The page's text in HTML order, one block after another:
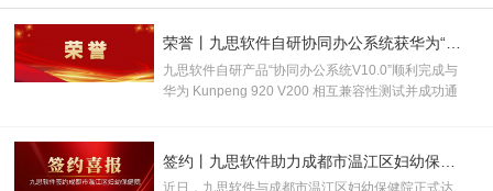
九思软件自研产品“协同办公系统V10.0”顺利完成与
华为 Kunpeng 920 V200 相互兼容性测试并成功通
用权”。
近日，九思软件与成都市温江区妇幼保健院正式达